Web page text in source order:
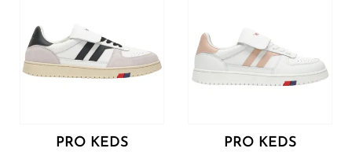
PRO KEDS PRO KEDS